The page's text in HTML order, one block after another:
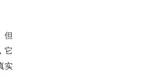
但
它
实